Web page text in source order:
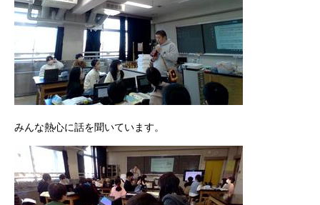
みんな熱心に話を聞いています。